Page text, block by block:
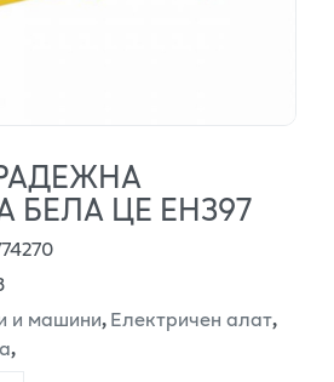
БЕЛА ЦЕ ЕН397
и машини,Електричен алат,
,